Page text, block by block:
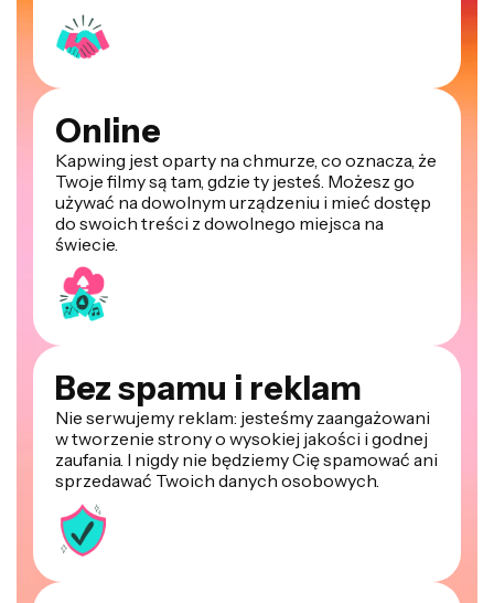
Online
Kapwing jest oparty na chmurze, co oznacza, że
Twoje filmy są tam, gdzie ty jesteś. Możesz go
używać na dowolnym urządzeniu i mieć dostęp
do swoich treści z dowolnego miejsca na
świecie.
Bez spamu i reklam
Nie serwujemy reklam: jesteśmy zaangażowani
w tworzenie strony o wysokiej jakości i godnej
zaufania. I nigdy nie będziemy Cię spamować ani
sprzedawać Twoich danych osobowych.